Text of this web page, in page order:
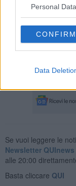
Personal
CONFIRM
Data
Terranuovache ha
stata il fulcro della
Pernina e resterà
tuoi familiari".
Se vuoi leggere le
Newsletter
alle 20:00
Basta cliccare QUI